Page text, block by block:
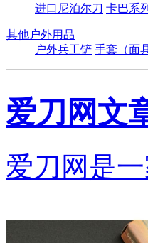
进口尼泊尔刀 卡巴系列
其他户外用品
户外兵工铲 手套（面
爱刀网文
爱刀网是